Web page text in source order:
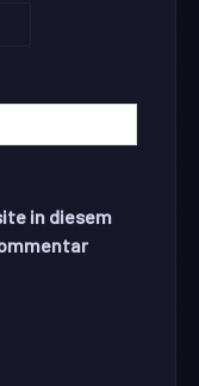
in diesem